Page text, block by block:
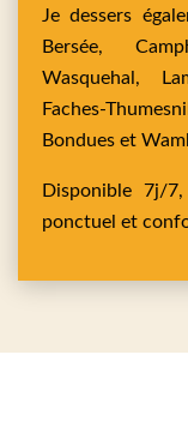
Je dessers
Bersée,
Wasquehal,
Faches-
Bondues et
Disponible 7j/
ponctuel et